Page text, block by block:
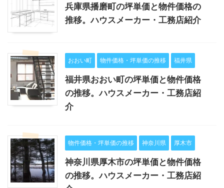
兵庫県播磨町の坪単価と物件価格の
推移。ハウスメーカー・工務店紹介
おおい町 物件価格・坪単価の推移 福井県
福井県おおい町の坪単価と物件価格
の推移。ハウスメーカー・工務店紹
介
物件価格・坪単価の推移 神奈川県 厚木市
神奈川県厚木市の坪単価と物件価格
の推移。ハウスメーカー・工務店紹